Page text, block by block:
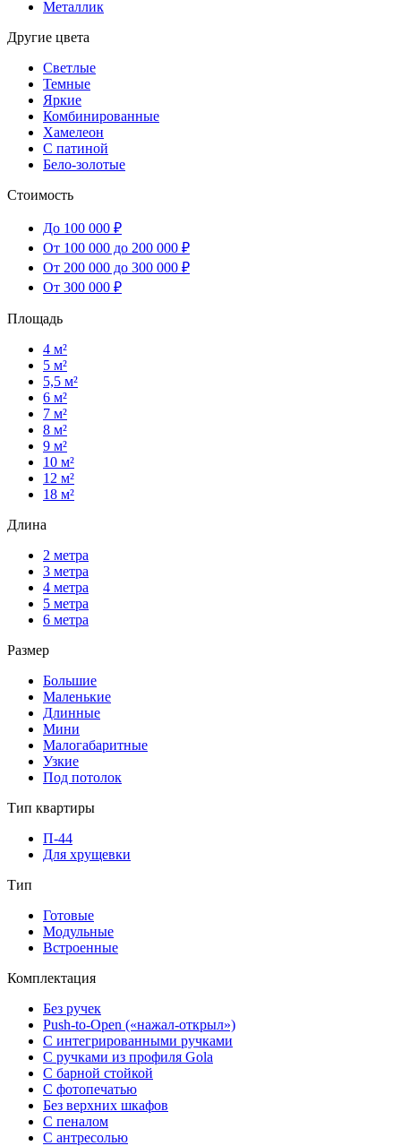
Металлик
Другие цвета
Светлые
Темные
Яркие
Комбинированные
Хамелеон
С патиной
Бело-золотые
Стоимость
До 100 000 ₽
От 100 000 до 200 000 ₽
От 200 000 до 300 000 ₽
От 300 000 ₽
Площадь
4 м²
5 м²
5,5 м²
6 м²
7 м²
8 м²
9 м²
10 м²
12 м²
18 м²
Длина
2 метра
3 метра
4 метра
5 метра
6 метра
Размер
Большие
Маленькие
Длинные
Мини
Малогабаритные
Узкие
Под потолок
Тип квартиры
П-44
Для хрущевки
Тип
Готовые
Модульные
Встроенные
Комплектация
Без ручек
Push-to-Open («нажал-открыл»)
С интегрированными ручками
С ручками из профиля Gola
С барной стойкой
С фотопечатью
Без верхних шкафов
С пеналом
С антресолью